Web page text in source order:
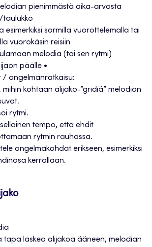
pienimmästä aika-arvosta
taulukko
esimerkiksi sormilla vuorottelemalla tai
vuorokäsin reisiin
melodia (tai sen rytmi)
päälle •
/ ongelmanratkaisu:
mihin kohtaan alijako-”gridiä” melodian
rytmi.
sellainen tempo, että ehdit
rytmin rauhassa.
ongelmakohdat erikseen, esimerkiksi
kerrallaan.
tapa laskea alijakoa ääneen, melodian